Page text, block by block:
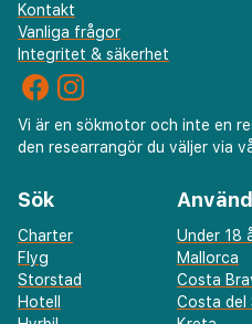
Kontakt
Vanliga frågor
Integritet & säkerhet
Vi är en sökmotor och inte en
den researrangör du väljer via
Sök
Charter
Flyg
Storstad
Hotell
Under 18
Mallorca
Costa
Costa del